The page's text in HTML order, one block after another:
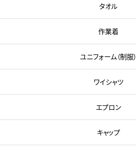
タオル
作業着
ユニフォーム（制服）
ワイシャツ
エプロン
キャップ